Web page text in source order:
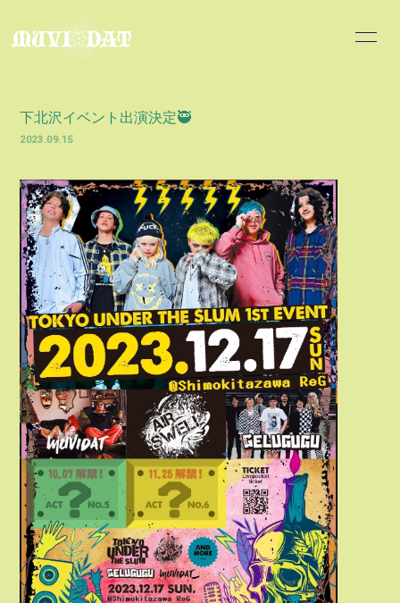
MATIO
N
ログイン
下北沢イベント出演決定🥷
2023.09.15